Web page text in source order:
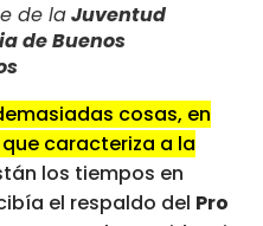
de laJuventud
de Buenos
cosas, en
caracteriza a la
los tiempos en
el respaldo del Pro